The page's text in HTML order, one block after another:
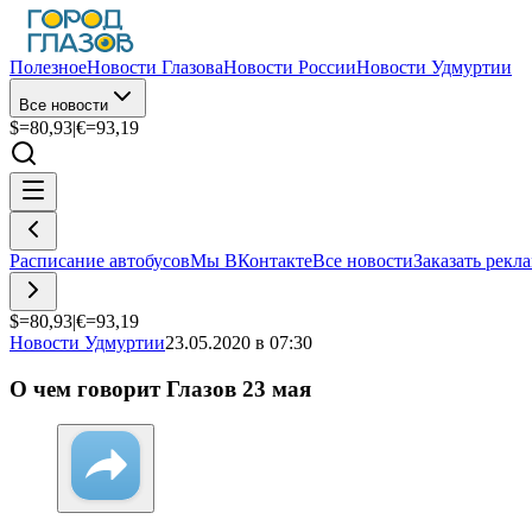
ПолезноеНовости ГлазоваНовости РоссииНовости Удмуртии
Все новости
$=80,93|€=93,19
Расписание автобусовМы ВКонтактеВсе новостиЗаказать
$=80,93|€=93,19
Новости Удмуртии23.05.2020 в 07:30
О чем говорит Глазов 23 мая